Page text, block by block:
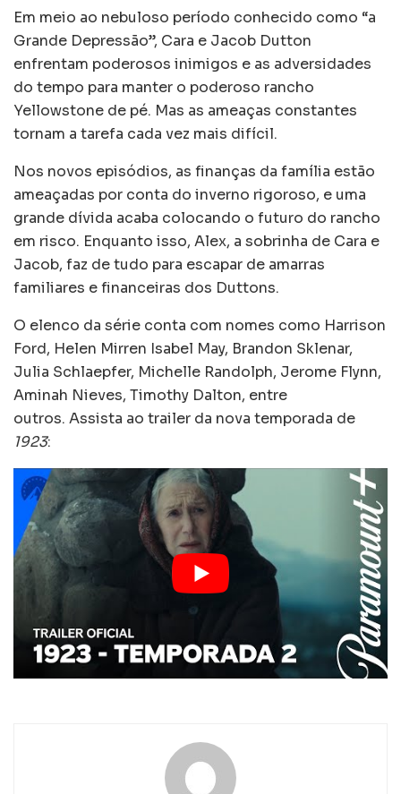
Em meio ao nebuloso período conhecido como “a
Grande Depressão”, Cara e Jacob Dutton
enfrentam poderosos inimigos e as adversidades
do tempo para manter o poderoso rancho
Yellowstone de pé. Mas as ameaças constantes
tornam a tarefa cada vez mais difícil.
Nos novos episódios, as finanças da família estão
ameaçadas por conta do inverno rigoroso, e uma
grande dívida acaba colocando o futuro do rancho
em risco. Enquanto isso, Alex, a sobrinha de Cara e
Jacob, faz de tudo para escapar de amarras
familiares e financeiras dos Duttons.
O elenco da série conta com nomes como Harrison
Ford, Helen Mirren Isabel May, Brandon Sklenar,
Julia Schlaepfer, Michelle Randolph, Jerome Flynn,
Aminah Nieves, Timothy Dalton, entre
outros. Assista ao trailer da nova temporada de
1923: